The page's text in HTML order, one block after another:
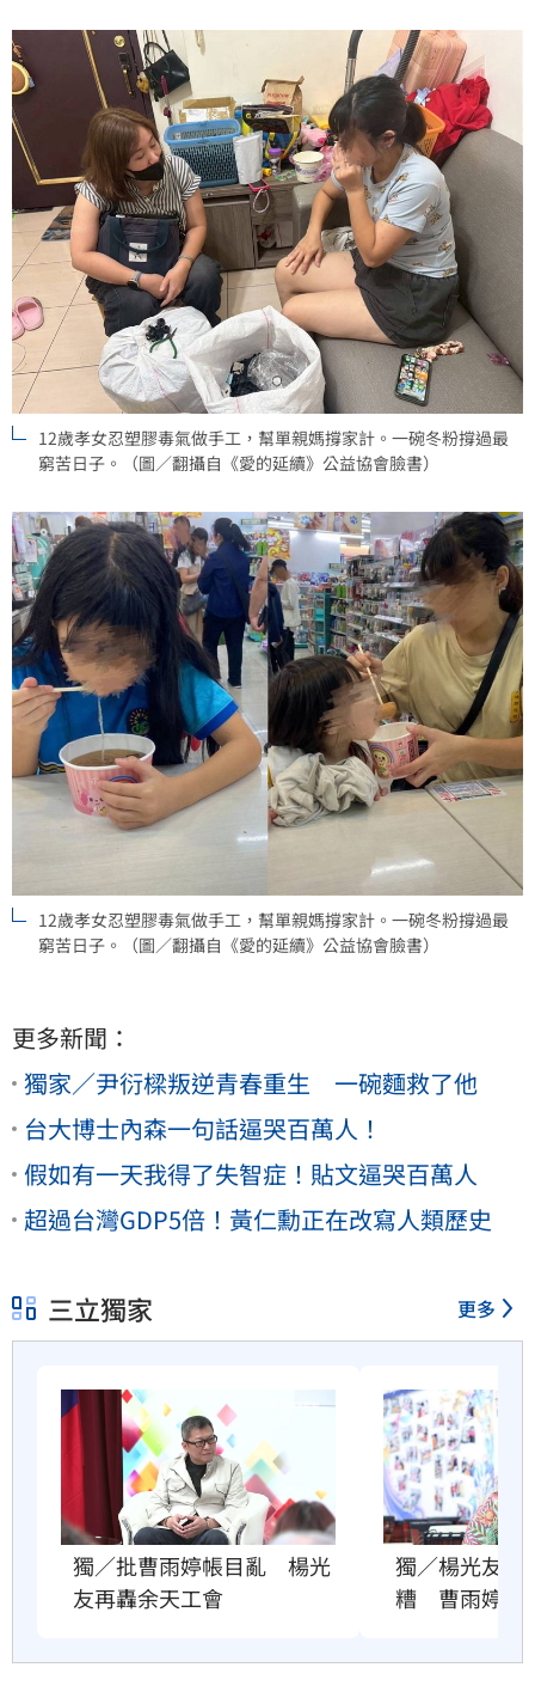
12歲孝女忍塑膠毒氣做手工，幫單親媽撐家計。一碗冬粉撐過最
窮苦日子。（圖／翻攝自《愛的延續》公益協會臉書）
12歲孝女忍塑膠毒氣做手工，幫單親媽撐家計。一碗冬粉撐過最
窮苦日子。（圖／翻攝自《愛的延續》公益協會臉書）
更多新聞：
獨家／尹衍樑叛逆青春重生 一碗麵救了他
台大博士內森一句話逼哭百萬人！
假如有一天我得了失智症！貼文逼哭百萬人
超過台灣GDP5倍！黃仁勳正在改寫人類歷史
三立獨家 更多
獨／批曹雨婷帳目亂　楊光
友再轟余天工會
獨／楊光友批
糟　曹雨婷發